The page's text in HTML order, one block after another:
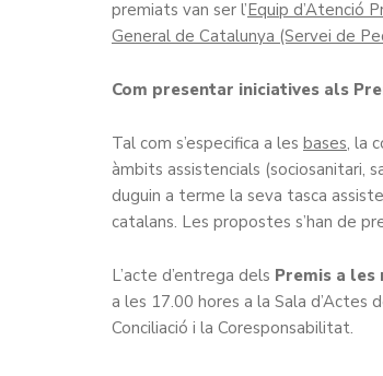
premiats van ser l’Equip d’Atenció
General de Catalunya (Servei de
Com presentar iniciatives als
Tal com s’especifica a les bases, la
àmbits assistencials (sociosanitari,
duguin a terme la seva tasca
catalans. Les propostes s’han de
L’acte d’entrega dels Premis a
a les 17.00 hores a la Sala d’Actes
Conciliació i la Coresponsabilitat.